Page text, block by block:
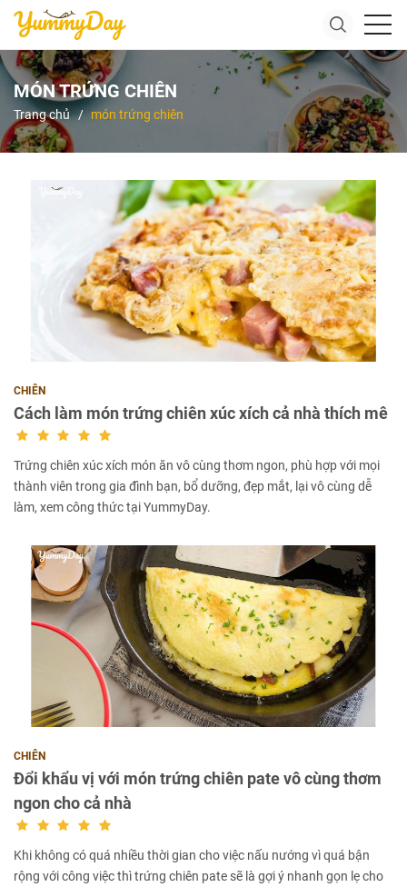
MÓN TRỨNG CHIÊN
Trang chủ món trứng chiên
CHIÊN
Cách làm món trứng chiên xúc xích cả nhà thích mê
Trứng chiên xúc xích món ăn vô cùng thơm ngon, phù hợp với mọi
thành viên trong gia đình bạn, bổ dưỡng, đẹp mắt, lại vô cùng dễ
làm, xem công thức tại YummyDay.
CHIÊN
Đổi khẩu vị với món trứng chiên pate vô cùng thơm
ngon cho cả nhà
Khi không có quá nhiều thời gian cho việc nấu nướng vì quá bận
rộng với công việc thì trứng chiên pate sẽ là gợi ý nhanh gọn lẹ cho